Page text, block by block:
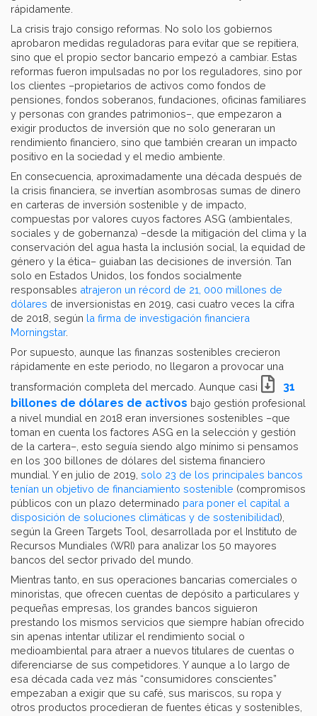
rápidamente.
La crisis trajo consigo reformas. No solo los gobiernos
aprobaron medidas reguladoras para evitar que se repitiera,
sino que el propio sector bancario empezó a cambiar. Estas
reformas fueron impulsadas no por los reguladores, sino por
los clientes –propietarios de activos como fondos de
pensiones, fondos soberanos, fundaciones, oficinas familiares
y personas con grandes patrimonios–, que empezaron a
exigir productos de inversión que no solo generaran un
rendimiento financiero, sino que también crearan un impacto
positivo en la sociedad y el medio ambiente.
En consecuencia, aproximadamente una década después de
la crisis financiera, se invertían asombrosas sumas de dinero
en carteras de inversión sostenible y de impacto,
compuestas por valores cuyos factores ASG (ambientales,
sociales y de gobernanza) –desde la mitigación del clima y la
conservación del agua hasta la inclusión social, la equidad de
género y la ética– guiaban las decisiones de inversión. Tan
solo en Estados Unidos, los fondos socialmente
responsables atrajeron un récord de 21, 000 millones de
dólares de inversionistas en 2019, casi cuatro veces la cifra
de 2018, según la firma de investigación financiera
Morningstar.
Por supuesto, aunque las finanzas sostenibles crecieron
rápidamente en este periodo, no llegaron a provocar una
transformación completa del mercado. Aunque casi
31
billones de dólares de activos bajo gestión profesional
a nivel mundial en 2018 eran inversiones sostenibles –que
toman en cuenta los factores ASG en la selección y gestión
de la cartera–, esto seguía siendo algo mínimo si pensamos
en los 300 billones de dólares del sistema financiero
mundial. Y en julio de 2019, solo 23 de los principales bancos
tenían un objetivo de financiamiento sostenible (compromisos
públicos con un plazo determinado para poner el capital a
disposición de soluciones climáticas y de sostenibilidad),
según la Green Targets Tool, desarrollada por el Instituto de
Recursos Mundiales (WRI) para analizar los 50 mayores
bancos del sector privado del mundo.
Mientras tanto, en sus operaciones bancarias comerciales o
minoristas, que ofrecen cuentas de depósito a particulares y
pequeñas empresas, los grandes bancos siguieron
prestando los mismos servicios que siempre habían ofrecido
sin apenas intentar utilizar el rendimiento social o
medioambiental para atraer a nuevos titulares de cuentas o
diferenciarse de sus competidores. Y aunque a lo largo de
esa década cada vez más “consumidores conscientes”
empezaban a exigir que su café, sus mariscos, su ropa y
otros productos procedieran de fuentes éticas y sostenibles,